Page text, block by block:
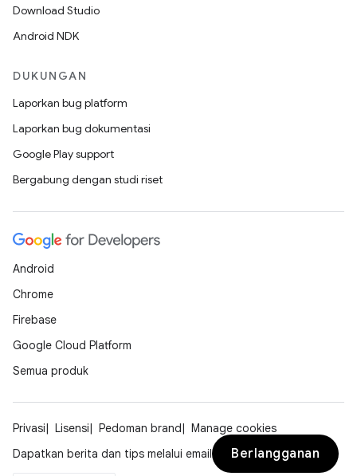
Download Studio
Android NDK
DUKUNGAN
Laporkan bug platform
Laporkan bug dokumentasi
Google Play support
Bergabung dengan studi riset
Android
Chrome
Firebase
Google Cloud Platform
Semua produk
Privasi Lisensi Pedoman brand
Manage cookies
Dapatkan berita dan tips melalui email
Berlangganan